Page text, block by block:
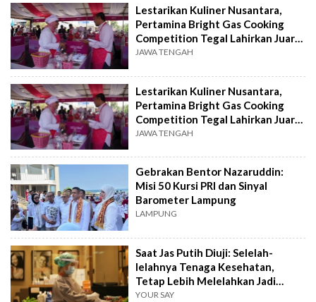
Lestarikan Kuliner Nusantara,
Pertamina Bright Gas Cooking
Competition Tegal Lahirkan Juara
Baru
JAWA TENGAH
Lestarikan Kuliner Nusantara,
Pertamina Bright Gas Cooking
Competition Tegal Lahirkan Juara
Baru
JAWA TENGAH
Gebrakan Bentor Nazaruddin:
Misi 50 Kursi PRI dan Sinyal
Barometer Lampung
LAMPUNG
Saat Jas Putih Diuji: Selelah-
lelahnya Tenaga Kesehatan,
Tetap Lebih Melelahkan Jadi
Pasien
YOUR SAY